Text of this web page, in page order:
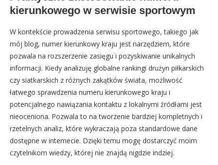
kierunkowego w serwisie sportowym
W kontekście prowadzenia serwisu sportowego, takiego jak
mój blog, numer kierunkowy kraju jest narzędziem, które
pozwala na rozszerzenie zasięgu i pozyskiwanie unikalnych
informacji. Kiedy analizuję globalne rankingi drużyn piłkarskich
czy siatkarskich z różnych zakątków świata, możliwość
łatwego sprawdzenia numeru kierunkowego kraju i
potencjalnego nawiązania kontaktu z lokalnymi źródłami jest
nieoceniona. Pozwala to na tworzenie bardziej kompletnych i
rzetelnych analiz, które wykraczają poza standardowe dane
dostępne w internecie. Dzięki temu mogę dostarczyć moim
czytelnikom wiedzy, której nie znajdą nigdzie indziej.